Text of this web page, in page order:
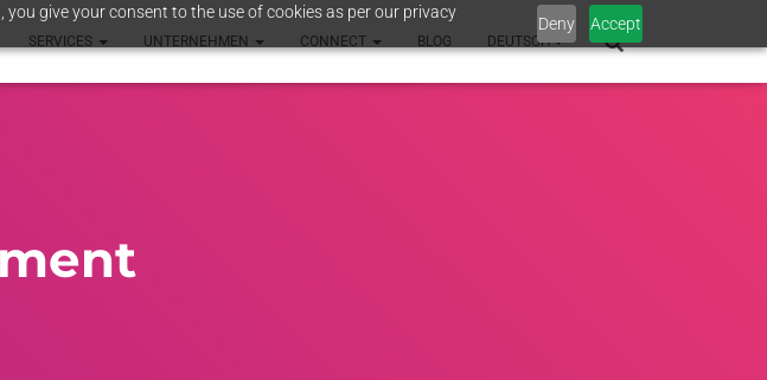
give your consent to the use of cookies as per our privacy
Deny Accept
SERVICES UNTERNEHMEN CONNECT BLOG DEUTSCH